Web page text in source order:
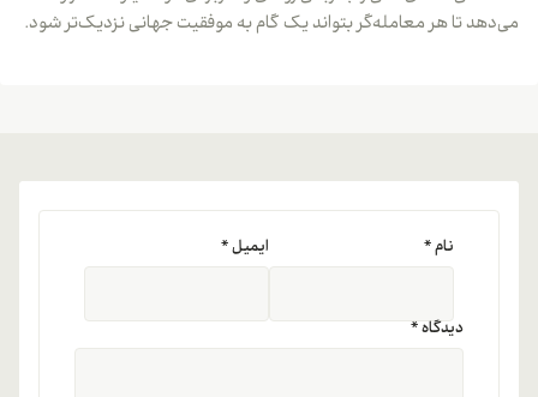
می‌دهد تا هر معامله‌گر بتواند یک گام به موفقیت جهانی نزدیک‌تر شود.
دیدگاه*
نام* ایمیل*